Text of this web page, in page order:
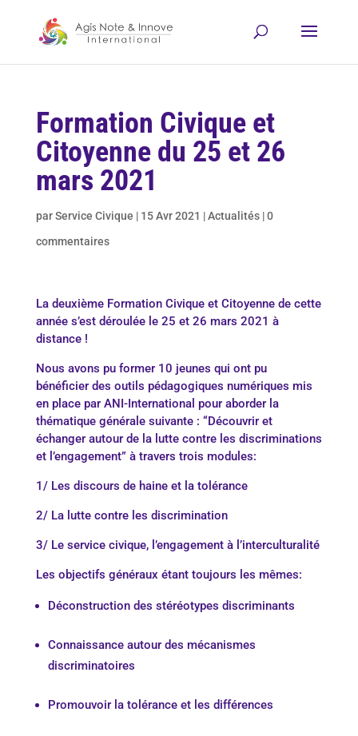
Formation Civique et
Citoyenne du 25 et 26
mars 2021
parService Civique | 15 Avr 2021 |Actualités|0
commentaires
La deuxième Formation Civique et Citoyenne de cette
année s’est déroulée le 25 et 26 mars 2021 à
distance !
Nous avons pu former 10 jeunes qui ont pu
bénéficier des outils pédagogiques numériques mis
en place par ANI-International pour aborder la
thématique générale suivante : “Découvrir et
échanger autour de la lutte contre les discriminations
et l’engagement” à travers trois modules:
1/ Les discours de haine et la tolérance
2/ La lutte contre les discrimination
3/ Le service civique, l’engagement à l’interculturalité
Les objectifs généraux étant toujours les mêmes:
Déconstruction des stéréotypes discriminants
Connaissance autour des mécanismes
discriminatoires
Promouvoir la tolérance et les différences